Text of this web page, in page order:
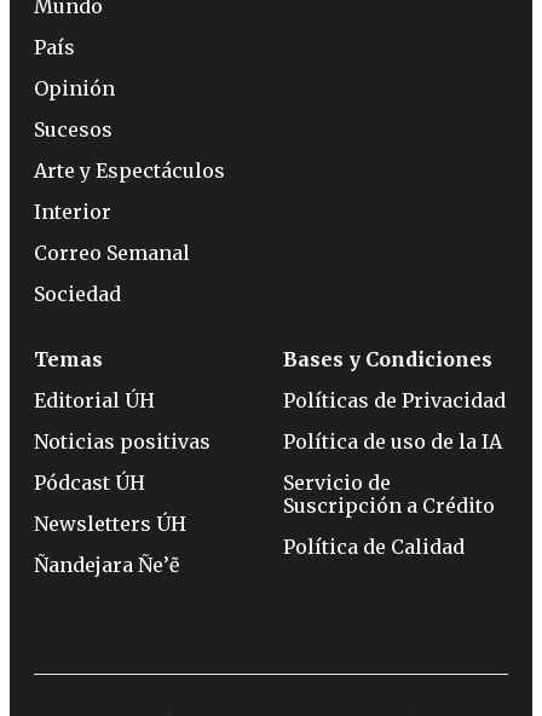
Mundo
País
Opinión
Sucesos
Arte y Espectáculos
Interior
Correo Semanal
Sociedad
Temas
Editorial ÚH
Noticias positivas
Pódcast ÚH
Newsletters ÚH
Ñandejara Ñe’ẽ
Bases y Condiciones
Políticas de Privacidad
Política de uso de la IA
Servicio de
Suscripción a Crédito
Política de Calidad